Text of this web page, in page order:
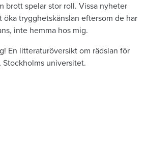
brott spelar stor roll. Vissa nyheter
öka trygghetskänslan eftersom de har
inte hemma hos mig.
En litteraturöversikt om rädslan för
Stockholms universitet.